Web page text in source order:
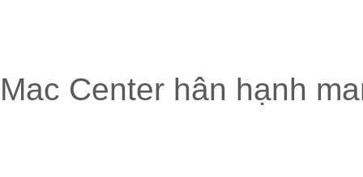
Mac Center hân hạnh